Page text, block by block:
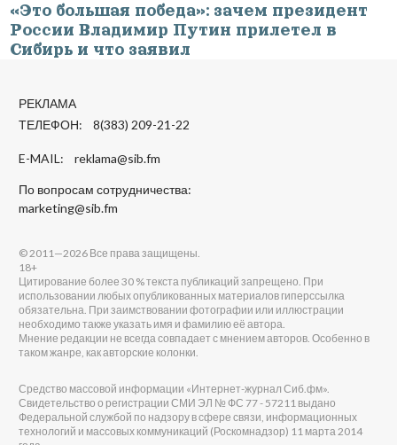
«Это большая победа»: зачем президент
России Владимир Путин прилетел в
Сибирь и что заявил
РЕКЛАМА
ТЕЛЕФОН: 8(383) 209-21-22
E-MAIL: reklama@sib.fm
По вопросам сотрудничества:
marketing@sib.fm
© 2011—2026 Все права защищены.
18+
Цитирование более 30 % текста публикаций запрещено. При
использовании любых опубликованных материалов гиперссылка
обязательна. При заимствовании фотографии или иллюстрации
необходимо также указать имя и фамилию её автора.
Мнение редакции не всегда совпадает с мнением авторов. Особенно в
таком жанре, как авторские колонки.
Средство массовой информации «Интернет-журнал Сиб.фм».
Свидетельство о регистрации СМИ ЭЛ № ФС 77 - 57211 выдано
Федеральной службой по надзору в сфере связи, информационных
технологий и массовых коммуникаций (Роскомнадзор) 11 марта 2014